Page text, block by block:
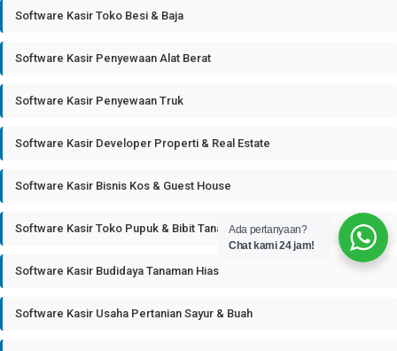
Software Kasir Toko Besi & Baja
Software Kasir Penyewaan Alat Berat
Software Kasir Penyewaan Truk
Software Kasir Developer Properti & Real Estate
Software Kasir Bisnis Kos & Guest House
Software Kasir Toko Pupuk & Bibit Tanaman
Software Kasir Budidaya Tanaman Hias
Software Kasir Usaha Pertanian Sayur & Buah
Ada pertanyaan?
Chat kami 24 jam!